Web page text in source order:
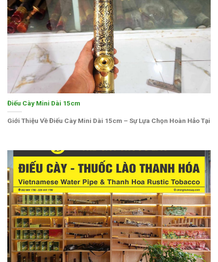
Điếu Cày Mini Dài 15cm
Giới Thiệu Về Điếu Cày Mini Dài 15cm – Sự Lựa Chọn Hoàn Hảo Tại